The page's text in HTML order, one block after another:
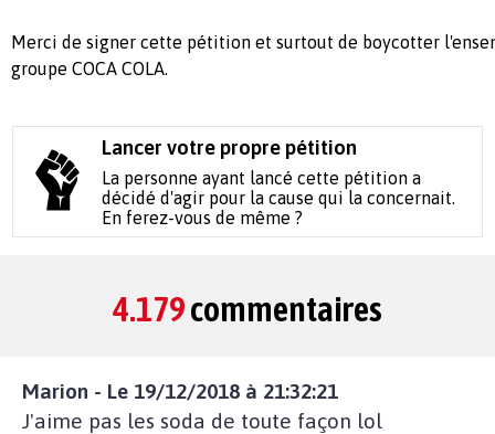
Merci de signer cette pétition et surtout de boycotter
groupe COCA COLA.
Lancer votre propre pétition
La personne ayant lancé cette pétition a
décidé d'agir pour la cause qui la concernait.
En ferez-vous de même ?
4.179commentaires
Marion - Le 19/12/2018 à 21:32:21
J'aime pas les soda de toute façon lol